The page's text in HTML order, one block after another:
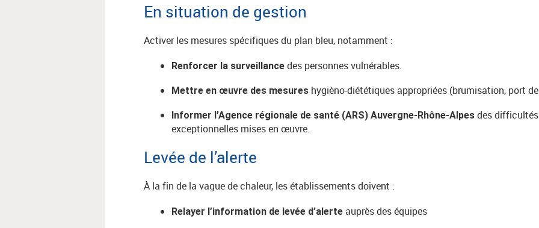
En situation de gestion
Activer les mesures spécifiques du plan bleu, notamment :
Renforcer la surveillance des personnes vulnérables.
Mettre en œuvre des mesures hygièno-diététiques appropriées (brumisation, port
Informer l’Agence régionale de santé (ARS) Auvergne-Rhône-Alpes des
exceptionnelles mises en œuvre.
Levée de l’alerte
À la fin de la vague de chaleur, les établissements doivent :
Relayer l’information de levée d’alerte auprès des équipes